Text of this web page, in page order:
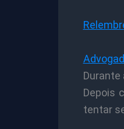
Durante
Depois
tentar